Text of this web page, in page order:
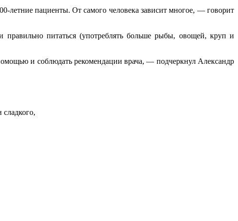
летние пациенты. От самого человека зависит многое, — говорит
правильно питаться (употреблять больше рыбы, овощей, круп и
и соблюдать рекомендации врача, — подчеркнул Александр